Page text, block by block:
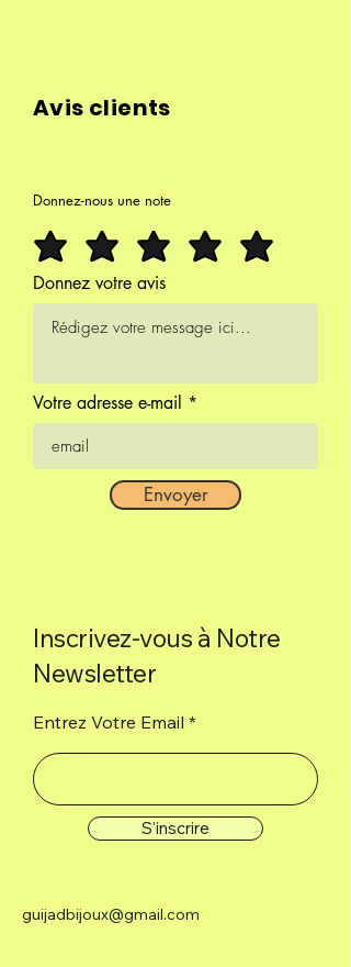
Avis clients
Donnez-nous une note
Donnez votre avis
Votre adresse e-mail
Envoyer
Inscrivez-vous à Notre
Newsletter
Entrez Votre Email
S'inscrire
guijadbijoux@gmail.com